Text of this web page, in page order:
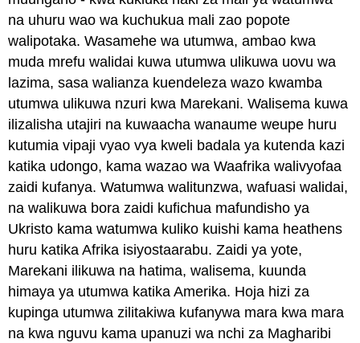
na uhuru wao wa kuchukua mali zao popote
walipotaka. Wasamehe wa utumwa, ambao kwa
muda mrefu walidai kuwa utumwa ulikuwa uovu wa
lazima, sasa walianza kuendeleza wazo kwamba
utumwa ulikuwa nzuri kwa Marekani. Walisema kuwa
ilizalisha utajiri na kuwaacha wanaume weupe huru
kutumia vipaji vyao vya kweli badala ya kutenda kazi
katika udongo, kama wazao wa Waafrika walivyofaa
zaidi kufanya. Watumwa walitunzwa, wafuasi walidai,
na walikuwa bora zaidi kufichua mafundisho ya
Ukristo kama watumwa kuliko kuishi kama heathens
huru katika Afrika isiyostaarabu. Zaidi ya yote,
Marekani ilikuwa na hatima, walisema, kuunda
himaya ya utumwa katika Amerika. Hoja hizi za
kupinga utumwa zilitakiwa kufanywa mara kwa mara
na kwa nguvu kama upanuzi wa nchi za Magharibi